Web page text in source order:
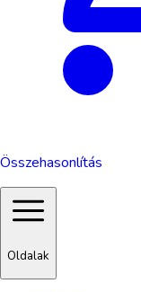
Összehasonlítás
Oldalak